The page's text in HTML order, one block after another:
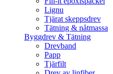
Lignu
Tjärat skeppsdrev
Tätning & nåtmassa
Byggdrev & Tätning
Drevband
Papp
Tjärfilt